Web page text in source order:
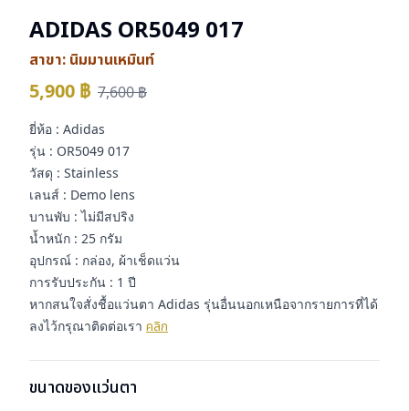
ADIDAS OR5049 017
สาขา: นิมมานเหมินท์
5,900 ฿ 7,600฿
ยี่ห้อ : Adidas
รุ่น : OR5049 017
วัสดุ : Stainless
เลนส์ : Demo lens
บานพับ : ไม่มีสปริง
น้ำหนัก : 25 กรัม
อุปกรณ์ : กล่อง, ผ้าเช็ดแว่น
การรับประกัน : 1 ปี
หากสนใจสั่งชื้อแว่นตา Adidas รุ่นอื่นนอกเหนือจากรายการที่ได้
ลงไว้กรุณาติดต่อเรา คลิก
ขนาดของแว่นตา